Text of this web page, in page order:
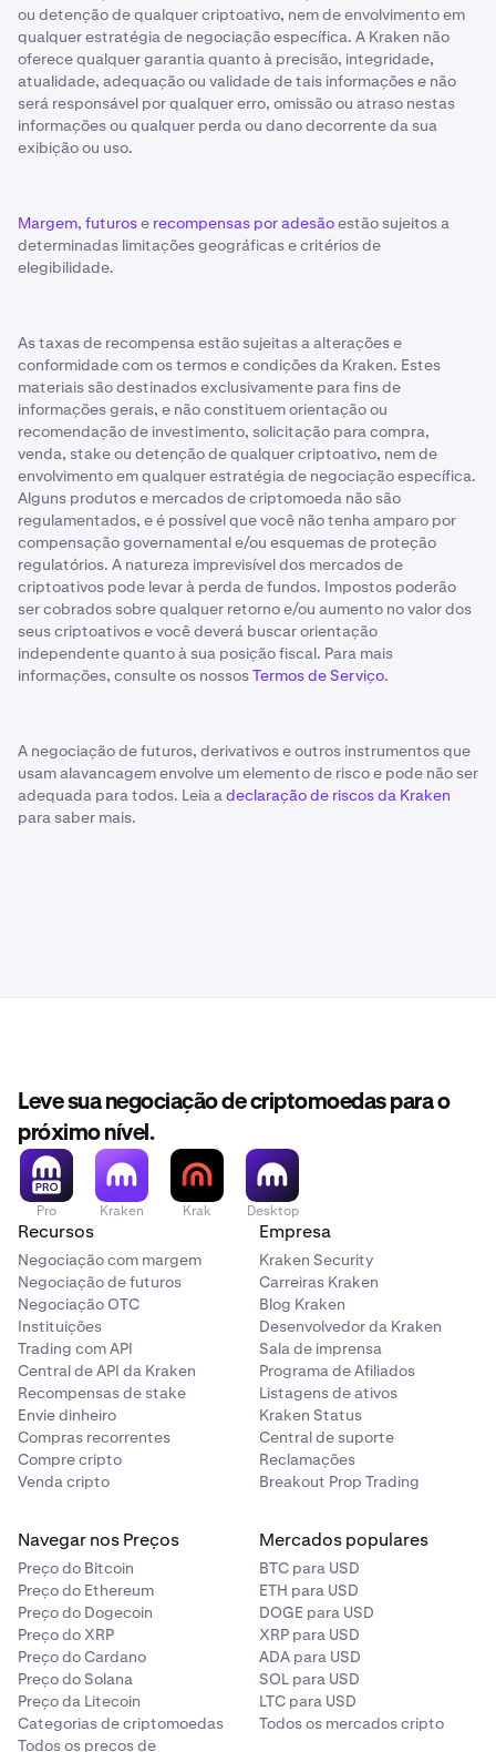
ou detenção de qualquer criptoativo, nem de envolvimento em
qualquer estratégia de negociação específica. A Kraken não
oferece qualquer garantia quanto à precisão, integridade,
atualidade, adequação ou validade de tais informações e não
será responsável por qualquer erro, omissão ou atraso nestas
informações ou qualquer perda ou dano decorrente da sua
exibição ou uso.
Margem, futurose recompensas por adesãoestão sujeitos a
determinadas limitações geográficas e critérios de
elegibilidade.
As taxas de recompensa estão sujeitas a alterações e
conformidade com os termos e condições da Kraken. Estes
materiais são destinados exclusivamente para fins de
informações gerais, e não constituem orientação ou
recomendação de investimento, solicitação para compra,
venda, stake ou detenção de qualquer criptoativo, nem de
envolvimento em qualquer estratégia de negociação específica.
Alguns produtos e mercados de criptomoeda não são
regulamentados, e é possível que você não tenha amparo por
compensação governamental e/ou esquemas de proteção
regulatórios. A natureza imprevisível dos mercados de
criptoativos pode levar à perda de fundos. Impostos poderão
ser cobrados sobre qualquer retorno e/ou aumento no valor dos
seus criptoativos e você deverá buscar orientação
independente quanto à sua posição fiscal. Para mais
informações, consulte os nossosTermos de Serviço.
A negociação de futuros, derivativos e outros instrumentos que
usam alavancagem envolve um elemento de risco e pode não ser
adequada para todos. Leia adeclaração de riscos da Kraken
para saber mais.
Leve sua negociação de criptomoedas para o
próximo nível.
Pro Kraken Krak Desktop
Recursos
Negociação com margem
Negociação de futuros
Negociação OTC
Instituições
Trading com API
Central de API da Kraken
Recompensas de stake
Envie dinheiro
Compras recorrentes
Compre cripto
Venda cripto
Empresa
Kraken Security
Carreiras Kraken
Blog Kraken
Desenvolvedor da Kraken
Sala de imprensa
Programa de Afiliados
Listagens de ativos
Kraken Status
Central de suporte
Reclamações
Breakout Prop Trading
Navegar nos Preços
Preço do Bitcoin
Preço do Ethereum
Preço do Dogecoin
Preço do XRP
Preço do Cardano
Preço do Solana
Preço da Litecoin
Categorias de criptomoedas
Todos os preços de
Mercados populares
BTC para USD
ETH para USD
DOGE para USD
XRP para USD
ADA para USD
SOL para USD
LTC para USD
Todos os mercados cripto